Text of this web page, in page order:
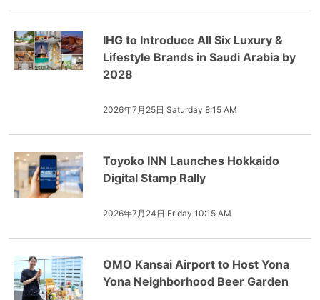
IHG to Introduce All Six Luxury &
Lifestyle Brands in Saudi Arabia by
2028
2026年7月25日 Saturday 8:15 AM
Toyoko INN Launches Hokkaido
Digital Stamp Rally
2026年7月24日 Friday 10:15 AM
OMO Kansai Airport to Host Yona
Yona Neighborhood Beer Garden